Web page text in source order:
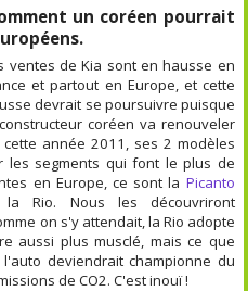
un coréen pourrait
ventes de Kia sont en hausse en
et partout en Europe, et cette
devrait se poursuivre puisque
coréen va renouveler
cette année 2011, ses 2 modèles
les segments qui font le plus de
en Europe, ce sont la Picanto
Rio. Nous les découvriront
on s'y attendait, la Rio adopte
aussi plus musclé, mais ce que
deviendrait championne du
de CO2. C'est inouï !